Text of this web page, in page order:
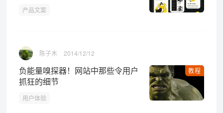
产品文案
陈子木 2014/12/12
教程
负能量嗅探器！网站中那些令用户
抓狂的细节
用户体验